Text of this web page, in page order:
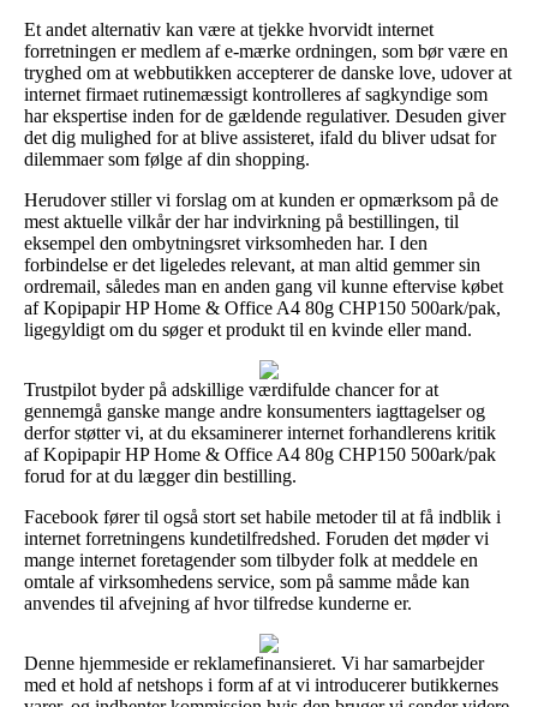
Et andet alternativ kan være at tjekke hvorvidt internet
forretningen er medlem af e-mærke ordningen, som bør være en
tryghed om at webbutikken accepterer de danske love, udover at
internet firmaet rutinemæssigt kontrolleres af sagkyndige som
har ekspertise inden for de gældende regulativer. Desuden giver
det dig mulighed for at blive assisteret, ifald du bliver udsat for
dilemmaer som følge af din shopping.
Herudover stiller vi forslag om at kunden er opmærksom på de
mest aktuelle vilkår der har indvirkning på bestillingen, til
eksempel den ombytningsret virksomheden har. I den
forbindelse er det ligeledes relevant, at man altid gemmer sin
ordremail, således man en anden gang vil kunne eftervise købet
af Kopipapir HP Home & Office A4 80g CHP150 500ark/pak,
ligegyldigt om du søger et produkt til en kvinde eller mand.
Trustpilot byder på adskillige værdifulde chancer for at
gennemgå ganske mange andre konsumenters iagttagelser og
derfor støtter vi, at du eksaminerer internet forhandlerens kritik
af Kopipapir HP Home & Office A4 80g CHP150 500ark/pak
forud for at du lægger din bestilling.
Facebook fører til også stort set habile metoder til at få indblik i
internet forretningens kundetilfredshed. Foruden det møder vi
mange internet foretagender som tilbyder folk at meddele en
omtale af virksomhedens service, som på samme måde kan
anvendes til afvejning af hvor tilfredse kunderne er.
Denne hjemmeside er reklamefinansieret. Vi har samarbejder
med et hold af netshops i form af at vi introducerer butikkernes